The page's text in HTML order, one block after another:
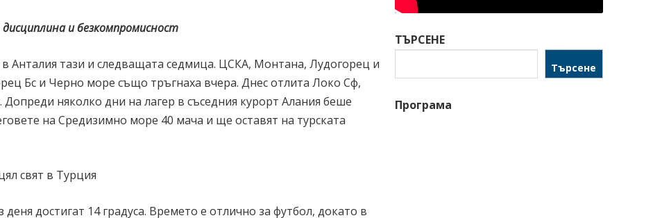
и безкомпромисност
в Анталия тази и следващата седмица. ЦСКА, Монтана, Лудогорец и
Бс и Черно море също тръгнаха вчера. Днес отлита Локо Сф,
няколко дни на лагер в съседния курорт Алания беше
на Средизимно море 40 мача и ще оставят на турската
свят в Турция
достигат 14 градуса. Времето е отлично за футбол, докато в
ТЪРСЕНЕ
Търсене
Програма